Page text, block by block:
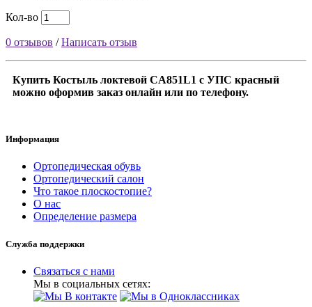
Кол-во
0 отзывов /Написать отзыв
Купить Костыль локтевой CA851L1 с УПС красный
можно оформив заказ онлайн или по телефону.
Информация
Ортопедическая обувь
Ортопедический салон
Что такое плоскостопие?
О нас
Определение размера
Служба поддержки
Связаться с нами
Мы в социальных сетях: